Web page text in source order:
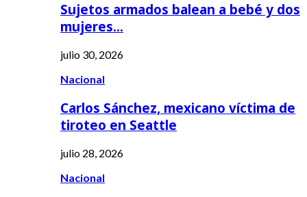
Sujetos armados balean a bebé y dos
mujeres…
julio 30, 2026
Nacional
Carlos Sánchez, mexicano víctima de
tiroteo en Seattle
julio 28, 2026
Nacional